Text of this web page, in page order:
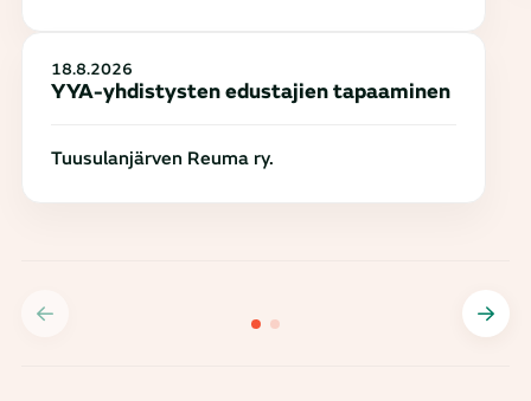
18.8.2026
YYA-yhdistysten edustajien tapaaminen
Tuusulanjärven Reuma ry.